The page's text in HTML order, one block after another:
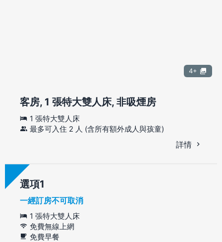
4+
客房, 1 張特大雙人床, 非吸煙房
1 張特大雙人床
最多可入住 2 人 (含所有額外成人與孩童)
詳情
選項
一經訂房不可取消
1 張特大雙人床
免費無線上網
免費早餐